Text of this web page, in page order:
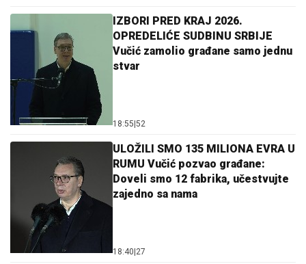
IZBORI PRED KRAJ 2026.
OPREDELIĆE SUDBINU SRBIJE
Vučić zamolio građane samo jednu
stvar
18:55|52
ULOŽILI SMO 135 MILIONA EVRA U
RUMU Vučić pozvao građane:
Doveli smo 12 fabrika, učestvujte
zajedno sa nama
18:40|27